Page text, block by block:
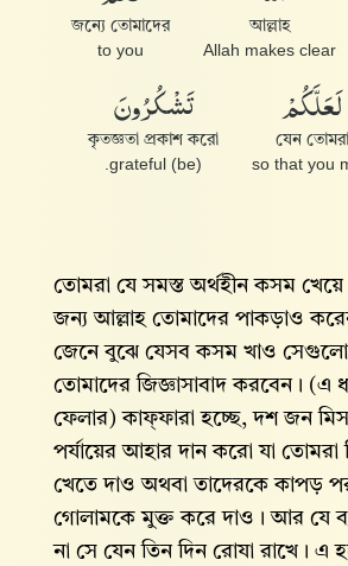
আল্লাহ
Allah makes clear
জন্যে তোমাদের
to you
لَعَلَّكُمْ
যেন তোমরা
so that you
تَشْكُرُونَ
কৃতজ্ঞতা প্রকাশ করো
(be) grateful.
তোমরা যে সমস্ত অর্থহীন কসম
জন্য আল্লাহ‌ তোমাদের পাকড়াও
জেনে বুঝে যেসব কসম খাও
তোমাদের জিজ্ঞাসাবাদ করবেন।
ফেলার) কাফ্‌ফারা হচ্ছে, দশ জন
পর্যায়ের আহার দান করো যা তোমরা
খেতে দাও অথবা তাদেরকে কাপড়
গোলামকে মুক্ত করে দাও। আর যে
না সে যেন তিন দিন রোযা রাখে। এ